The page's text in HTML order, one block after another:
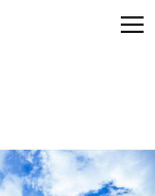
网站,开云Toggle